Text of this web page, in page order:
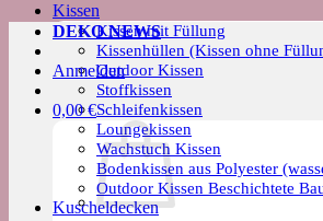
Kissen
Kissen mit Füllung
Kissenhüllen (Kissen ohne
Outdoor Kissen
Stoffkissen
Schleifenkissen
Loungekissen
Wachstuch Kissen
Bodenkissen aus Polyester
Outdoor Kissen Beschichtete
Kuscheldecken
DEKO NEWS
Anmelden
0,00€